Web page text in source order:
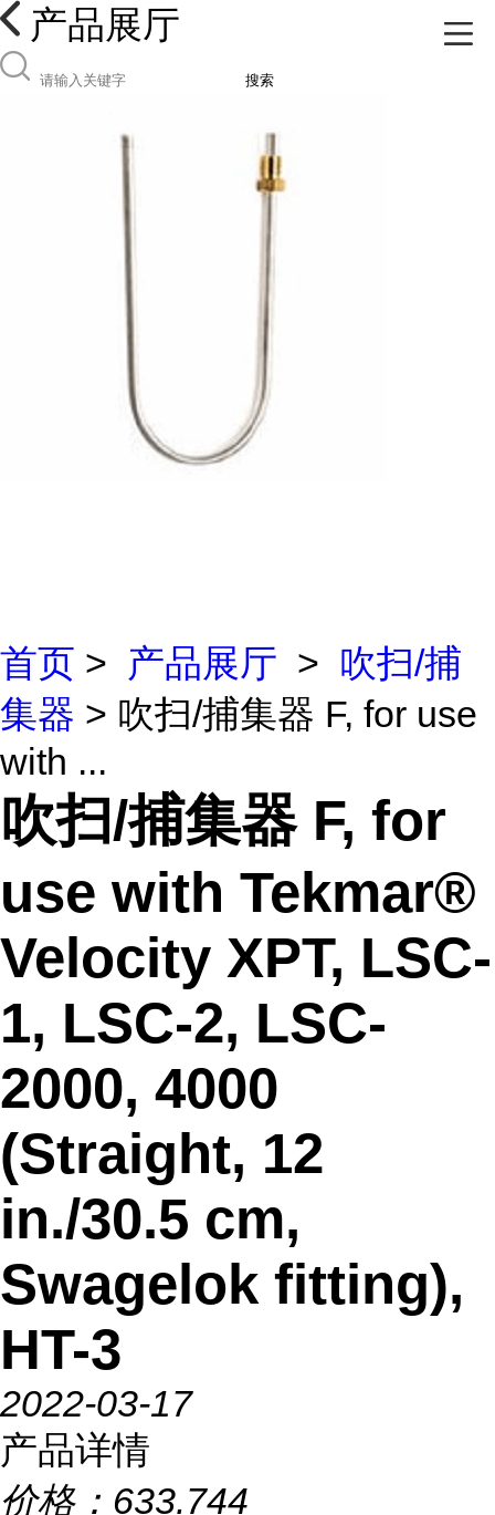
产品展厅
搜索
首页 > 产品展厅 > 吹扫/捕
集器 > 吹扫/捕集器 F, for use
with ...
吹扫/捕集器 F, for
use with Tekmar®
Velocity XPT, LSC-
1, LSC-2, LSC-
2000, 4000
(Straight, 12
in./30.5 cm,
Swagelok fitting),
HT-3
2022-03-17
产品详情
价格： 633.744